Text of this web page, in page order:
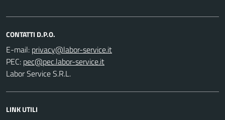
CONTATTI D.P.O.
E-mail:
PEC:
Labor Service S.R.L.
LINK UTILI